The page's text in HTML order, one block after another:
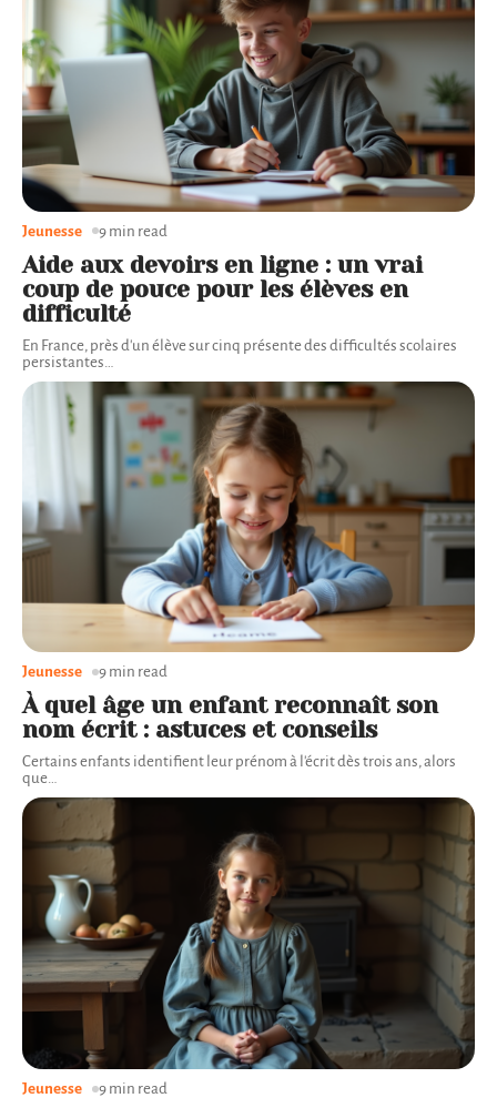
Aide aux devoirs en ligne : un vrai
coup de pouce pour les élèves en
difficulté
En France, près d'un élève sur cinq présente des difficultés scolaires
persistantes
Jeunesse 9 min read
À quel âge un enfant reconnaît son
nom écrit : astuces et conseils
Certains enfants identifient leur prénom à l'écrit dès trois ans, alors
que…
Jeunesse 9 min read
Jeunesse 9 min read